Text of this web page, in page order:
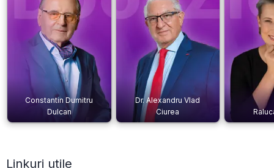
Constantin Dumitru
Dulcan
Dr. Alexandru Vlad
Ciurea
Linkuri utile